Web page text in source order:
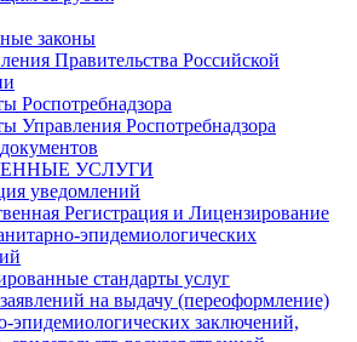
законы
Правительства Российской
Роспотребнадзора
Управления Роспотребнадзора
УСЛУГИ
уведомлений
Регистрация и Лицензирование
эпидемиологических
стандарты услуг
на выдачу (переоформление)
эпидемиологических заключений,